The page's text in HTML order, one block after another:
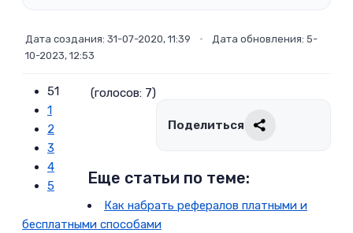
Дата создания: 31-07-2020, 11:39 •
Дата обновления: 5-
10-2023, 12:53
51
1
2
3
4
5
(голосов: 7)
Поделиться
Еще статьи по теме:
Как набрать рефералов платными и
бесплатными способами